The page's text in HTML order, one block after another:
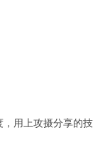
，用上攻摄分享的技